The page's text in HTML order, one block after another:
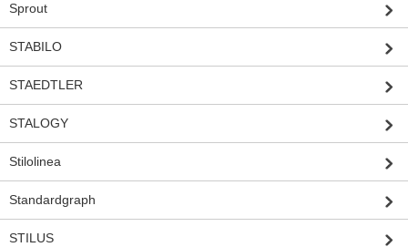
Sprout
STABILO
STAEDTLER
STALOGY
Stilolinea
Standardgraph
STILUS